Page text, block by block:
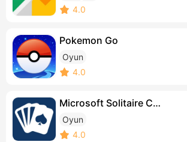
4.0
Pokemon Go
Oyun
4.0
Microsoft Solitaire Collection
Oyun
4.0